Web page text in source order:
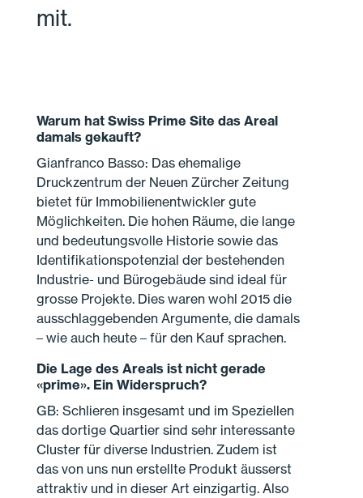
mit.
Warum hat Swiss Prime Site das Areal
damals gekauft?
Gianfranco Basso: Das ehemalige
Druckzentrum der Neuen Zürcher Zeitung
bietet für Immobilienentwickler gute
Möglichkeiten. Die hohen Räume, die lange
und bedeutungsvolle Historie sowie das
Identifikationspotenzial der bestehenden
Industrie- und Bürogebäude sind ideal für
grosse Projekte. Dies waren wohl 2015 die
ausschlaggebenden Argumente, die damals
– wie auch heute – für den Kauf sprachen.
Die Lage des Areals ist nicht gerade
«prime». Ein Widerspruch?
GB: Schlieren insgesamt und im Speziellen
das dortige Quartier sind sehr interessante
Cluster für diverse Industrien. Zudem ist
das von uns nun erstellte Produkt äusserst
attraktiv und in dieser Art einzigartig. Also